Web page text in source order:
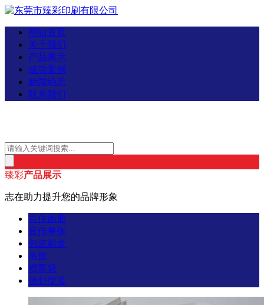
网站首页
关于我们
产品展示
成功案例
新闻动态
联系我们
臻彩产品展示
志在助力提升您的品牌形象
宣传画册
宣传单张
包装彩盒
吊旗
档案袋
信封便笺